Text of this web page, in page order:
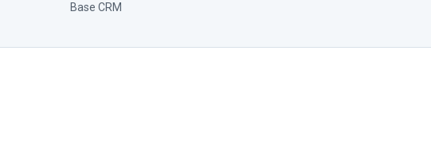
Base CRM